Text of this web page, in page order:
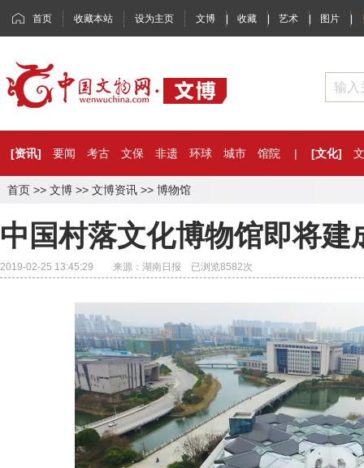
首页 收藏本站 设为主页 文博 | 收藏 | 艺术 | 图片 |
[资讯] 要闻 考古 文保 非遗 环球 城市 馆院 | [文化]
首页 >> 文博 >> 文博资讯 >> 博物馆
中国村落文化博物馆即将建
2019-02-25 13:45:29 来源：湖南日报 已浏览8582次